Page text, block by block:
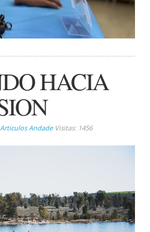
HACIA
Articulos AndadeVisitas: 1456